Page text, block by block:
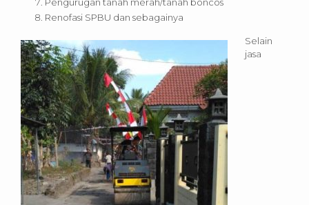
Renofasi SPBU dan sebagainya
Selain
jasa